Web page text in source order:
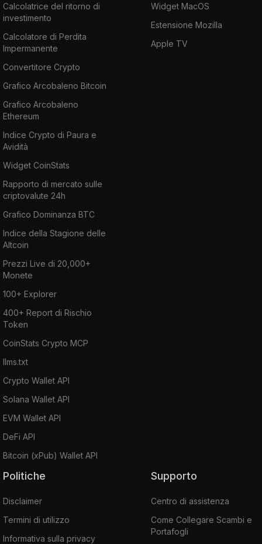
Calcolatrice del ritorno di
investimento
Calcolatore di Perdita
Impermanente
Convertitore Crypto
Grafico Arcobaleno Bitcoin
Grafico Arcobaleno
Ethereum
Indice Crypto di Paura e
Avidità
Widget CoinStats
Rapporto di mercato sulle
criptovalute 24h
Grafico Dominanza BTC
Indice della Stagione delle
Altcoin
Prezzi Live di 20,000+
Monete
100+ Explorer
400+ Report di Rischio
Token
CoinStats Crypto MCP
llms.txt
Crypto Wallet API
Solana Wallet API
EVM Wallet API
DeFi API
Bitcoin (xPub) Wallet API
Widget MacOS
Estensione Mozilla
Apple TV
Politiche
Disclaimer
Termini di utilizzo
Informativa sulla privacy
Supporto
Centro di assistenza
Come Collegare Scambi e
Portafogli